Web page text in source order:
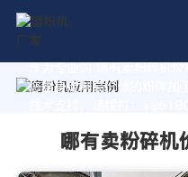
作为专业的 哪有卖粉碎机
您量身定制高价值的粉体加
哪有卖粉碎机